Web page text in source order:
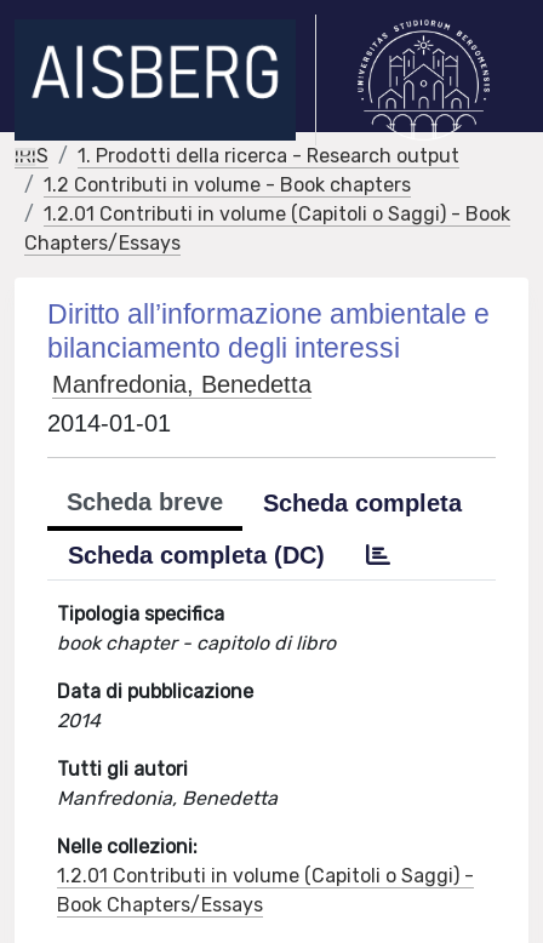
IRIS
1. Prodotti della ricerca - Research output
1.2 Contributi in volume - Book chapters
1.2.01 Contributi in volume (Capitoli o Saggi) - Book
Chapters/Essays
Diritto all’informazione ambientale e
bilanciamento degli interessi
Manfredonia, Benedetta
2014-01-01
Scheda breve
Scheda completa
Scheda completa (DC)
Tipologia specifica
book chapter - capitolo di libro
Data di pubblicazione
2014
Tutti gli autori
Manfredonia, Benedetta
Nelle collezioni:
1.2.01 Contributi in volume (Capitoli o Saggi) -
Book Chapters/Essays